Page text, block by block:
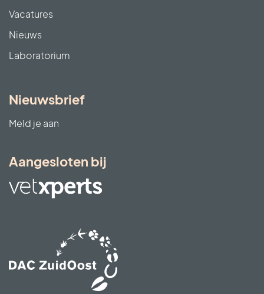
Vacatures
Nieuws
Laboratorium
Nieuwsbrief
Meld je aan
Aangesloten bij